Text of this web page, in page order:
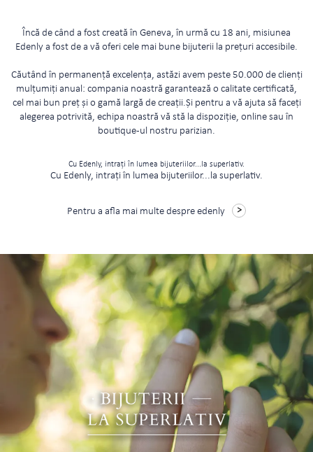
Încă de când a fost creată în Geneva, în urmă cu 18 ani, misiunea
Edenly a fost de a vă oferi cele mai bune bijuterii la prețuri accesibile.
Căutând în permanență excelența, astăzi avem peste 50.000 de clienți
mulțumiți anual: compania noastră garantează o calitate certificată,
cel mai bun preț și o gamă largă de creații.Și pentru a vă ajuta să faceți
alegerea potrivită, echipa noastră vă stă la dispoziție, online sau în
boutique-ul nostru parizian.
Cu Edenly, intrați în lumea bijuteriilor...la superlativ.
Cu Edenly, intrați în lumea bijuteriilor...la superlativ.
Pentru a afla mai multe despre edenly